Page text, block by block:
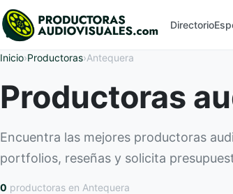
Directorio
Inicio›Productoras›Antequera
Productoras
Encuentra las mejores productoras
portfolios, reseñas y solicita
0 productoras en Antequera